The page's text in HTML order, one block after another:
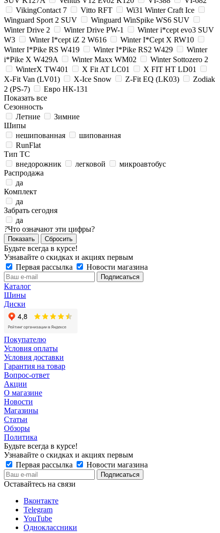
VikingContact 7
Vitto RFT
Wi31 Winter Craft Ice
Winguard Sport 2 SUV
Winguard WinSpike WS6 SUV
Winter Drive 2
Winter Drive PW-1
Winter i*cept evo3 SUV
W3
Winter I*cept iZ 2 W616
Winter I*Cept X RW10
Winter I*Pike RS W419
Winter I*Pike RS2 W429
Winter
i*Pike X W429A
Winter Maxx WM02
Winter Sottozero 2
WinterX TW401
X Fit AT LC01
X FIT HT LD01
X-Fit Van (LV01)
X-Ice Snow Z-Fit EQ (LK03)
Zodiak
2 (PS-7)
Евро НК-131
Показать все
Сезонность
Летние
Зимние
Шипы
нешипованная
шипованная
RunFlat
Тип ТС
внедорожник
легковой
микроавтобус
Распродажа
да
Комплект
да
Забрать сегодня
да
?Что означают эти цифры?
Сбросить
Будьте всегда в курсе!
Узнавайте о скидках и акциях первым
Первая рассылка
Новости магазина
Каталог
Шины
Диски
Покупателю
Условия оплаты
Условия доставки
Гарантия на товар
Вопрос-ответ
Акции
О магазине
Новости
Магазины
Статьи
Обзоры
Политика
Будьте всегда в курсе!
Узнавайте о скидках и акциях первым
Первая рассылка
Новости магазина
Оставайтесь на связи
Вконтакте
Telegram
YouTube
Одноклассники